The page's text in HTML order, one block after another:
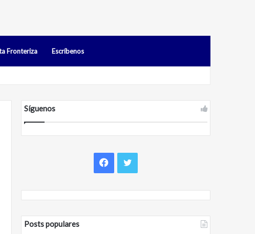
Fronteriza Escríbenos
Síguenos
Facebook
Twitter
Posts populares